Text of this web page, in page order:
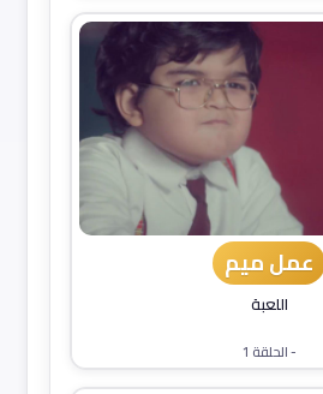
عمل ميم
اللعبة
- الحلقة 1